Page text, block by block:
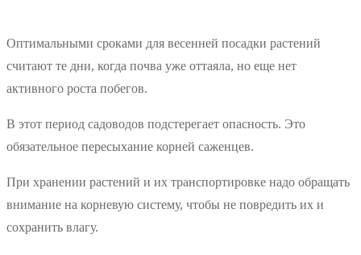
Оптимальными сроками для весенней посадки растений
считают те дни, когда почва уже оттаяла, но еще нет
активного роста побегов.
В этот период садоводов подстерегает опасность. Это
обязательное пересыхание корней саженцев.
При хранении растений и их транспортировке надо обращать
внимание на корневую систему, чтобы не повредить их и
сохранить влагу.